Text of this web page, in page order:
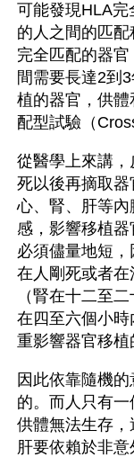
可能發現HLA
的人之間的匹
完全匹配的器
間需要長達2到
植的器官，供
配型試驗（
從醫學上來講
死以後再摘取
心、腎、肝等
感，影響移植器
必須儘量地短
在人剛死或者
（腎在十二至
在四至六個小
重影響器官移植
因此依靠隨機
的。而人只有
供體無法生存
肝要依賴於非意